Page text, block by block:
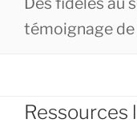
témoignage
Ressources